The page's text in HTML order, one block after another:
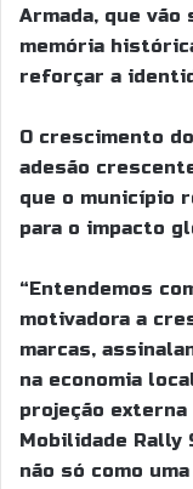
Armada, que
memória
reforçar a
O crescimento
adesão
que o município
para o impacto
“Entendemos
motivadora a
marcas,
na economia
projeção externa
Mobilidade
não só como